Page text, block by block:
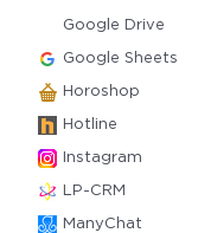
Google Drive
Google Sheets
Horoshop
Hotline
Instagram
LP-CRM
ManyChat